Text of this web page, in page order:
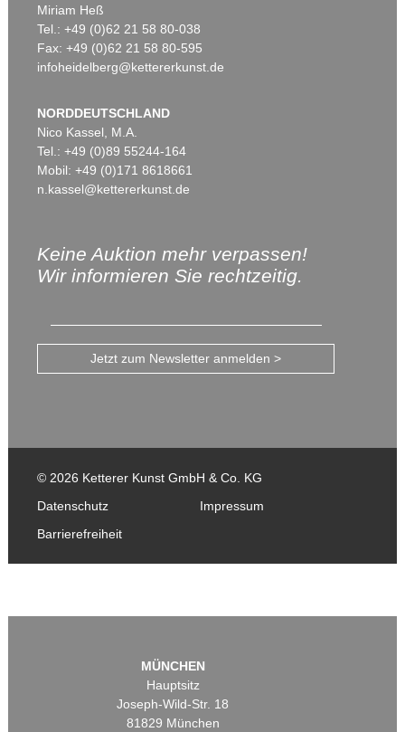
Miriam Heß
Tel.: +49 (0)62 21 58 80-038
Fax: +49 (0)62 21 58 80-595
infoheidelberg@kettererkunst.de
NORDDEUTSCHLAND
Nico Kassel, M.A.
Tel.: +49 (0)89 55244-164
Mobil: +49 (0)171 8618661
n.kassel@kettererkunst.de
Keine Auktion mehr verpassen!
Wir informieren Sie rechtzeitig.
Jetzt zum Newsletter anmelden >
© 2026 Ketterer Kunst GmbH & Co. KG
Datenschutz
Impressum
Barrierefreiheit
MÜNCHEN
Hauptsitz
Joseph-Wild-Str. 18
81829 München